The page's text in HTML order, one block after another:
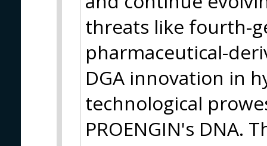
threats like fourth-
pharmaceutical-
DGA innovation in
technological
PROENGIN's DNA.